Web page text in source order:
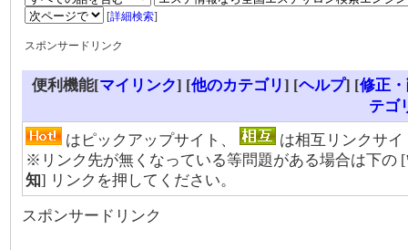
[詳細検索]
スポンサードリンク
便利機能[マイリンク] [他のカテゴリ] [ヘルプ] [修正
テゴ
はピックアップサイト、
は相互リンクサイ
※リンク先が無くなっている等問題がある場合は下の [
知] リンクを押してください。
スポンサードリンク